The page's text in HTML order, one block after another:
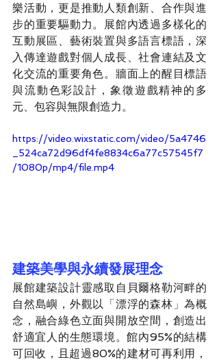
樂活動，更是推動人類創新、合作與進
步的重要驅動力。展館內透過多樣化的
互動展區、藝術裝置與多語言標語，深
入傳達遊戲對個人成長、社會連結及文
化交流的重要角色。牆面上的醒目標語
與流動色彩設計，象徵遊戲精神的多
元、包容與無限創造力。
https://video.wixstatic.com/video/5a4746
_524ca72d96df4fe8834c6a77c57545f7
/1080p/mp4/file.mp4
建築美學與永續發展理念
展館建築設計靈感取自貝爾格勒河畔的
自然島嶼，外觀以「漂浮的森林」為概
念，融合綠色立面與開放空間，創造出
舒適宜人的生態環境。館內95%的結構
可回收，且超過80%的建材可再利用，